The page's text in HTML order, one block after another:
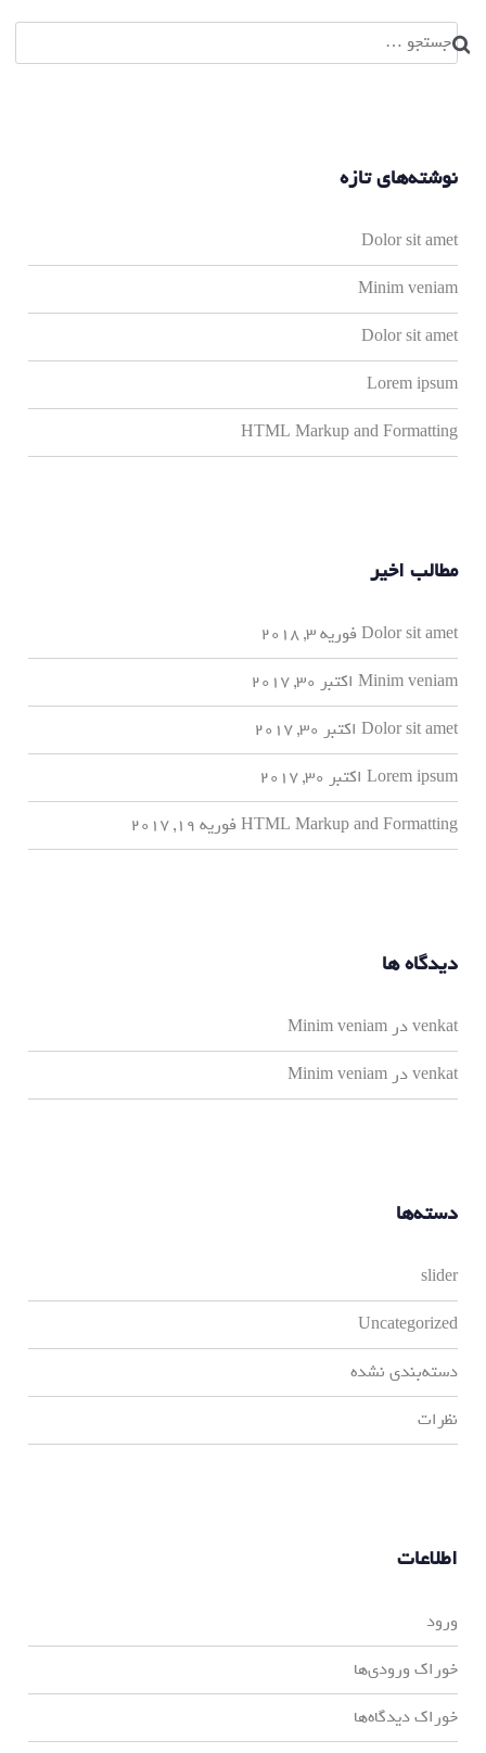
جستجو
برای:
نوشته‌های تازه
Dolor sit amet
Minim veniam
Dolor sit amet
Lorem ipsum
HTML Markup and Formatting
مطالب اخیر
Dolor sit ametفوریه 3, 2018
Minim veniam اکتبر 30, 2017
Dolor sit amet اکتبر 30, 2017
Lorem ipsum اکتبر 30, 2017
HTML Markup and Formattingفوریه 19, 2017
دیدگاه ها
venkatدر Minim veniam
venkatدر Minim veniam
دسته‌ها
slider
Uncategorized
دسته‌بندی نشده
نظرات
اطلاعات
ورود
خوراک ورودی‌ها
خوراک دیدگاه‌ها